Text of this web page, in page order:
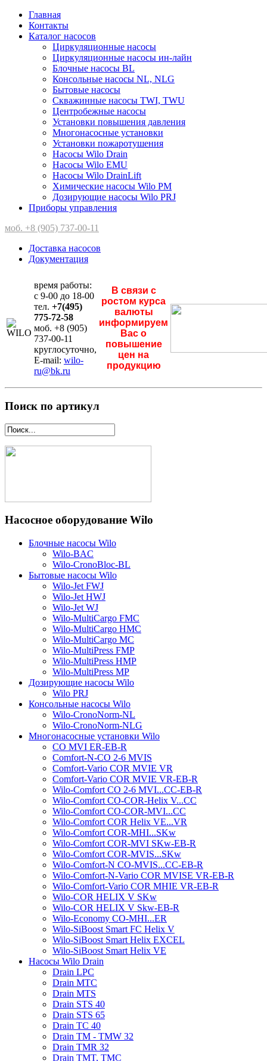
Главная
Контакты
Каталог насосов
Циркуляционные насосы
Циркуляционные насосы ин-лайн
Блочные насосы BL
Консольные насосы NL, NLG
Бытовые насосы
Скважинные насосы TWI, TWU
Центробежные насосы
Установки повышения давления
Многонасосные установки
Установки пожаротушения
Насосы Wilo Drain
Насосы Wilo EMU
Насосы Wilo DrainLift
Химические насосы Wilo PM
Дозирующие насосы Wilo PRJ
Приборы управления
моб. +8 (905) 737-00-11
Доставка насосов
Документация
время работы:
с 9-00 до 18-00
тел. +7(495)
775-72-58
моб. +8 (905)
737-00-11
круглосуточно,
E-mail: wilo-
ru@bk.ru
В связи с
ростом курса
валюты
информируем
Вас о
повышение
цен на
продукцию
Поиск по артикул
Насосное оборудование Wilo
Блочные насосы Wilo
Wilo-BAC
Wilo-CronoBloc-BL
Бытовые насосы Wilo
Wilo-Jet FWJ
Wilo-Jet HWJ
Wilo-Jet WJ
Wilo-MultiCargo FMC
Wilo-MultiCargo HMC
Wilo-MultiCargo MC
Wilo-MultiPress FMP
Wilo-MultiPress HMP
Wilo-MultiPress MP
Дозирующие насосы Wilo
Wilo PRJ
Консольные насосы Wilo
Wilo-CronoNorm-NL
Wilo-CronoNorm-NLG
Многонасосные установки Wilo
CO MVI ER-EB-R
Comfort-N-CO 2-6 MVIS
Comfort-Vario COR MVIE VR
Comfort-Vario COR MVIE VR-EB-R
Wilo-Comfort CO 2-6 MVI...CC-EB-R
Wilo-Comfort CO-COR-Helix V...CC
Wilo-Comfort CO-COR-MVI...CC
Wilo-Comfort COR Helix VE...VR
Wilo-Comfort COR-MHI...SKw
Wilo-Comfort COR-MVI SKw-EB-R
Wilo-Comfort COR-MVIS...SKw
Wilo-Comfort-N CO-MVIS...CC-EB-R
Wilo-Comfort-N-Vario COR MVISE VR-EB-R
Wilo-Comfort-Vario COR MHIE VR-EB-R
Wilo-COR HELIX V SKw
Wilo-COR HELIX V Skw-EB-R
Wilo-Economy CO-MHI...ER
Wilo-SiBoost Smart FC Helix V
Wilo-SiBoost Smart Helix EXCEL
Wilo-SiBoost Smart Helix VE
Насосы Wilo Drain
Drain LPC
Drain MTC
Drain MTS
Drain STS 40
Drain STS 65
Drain TC 40
Drain TM - TMW 32
Drain TMR 32
Drain TMT, TMC